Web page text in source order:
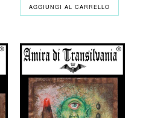
AGGIUNGI AL CARRELLO